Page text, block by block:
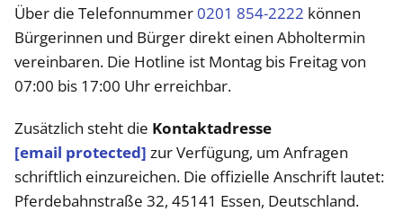
Über die Telefonnummer0201 854-2222 können
Bürgerinnen und Bürger direkt einen Abholtermin
vereinbaren. Die Hotline ist Montag bis Freitag von
07:00 bis 17:00 Uhr erreichbar.
Zusätzlich steht die Kontaktadresse
[email protected] zur Verfügung, um Anfragen
schriftlich einzureichen. Die offizielle Anschrift lautet:
Pferdebahnstraße 32, 45141 Essen, Deutschland.